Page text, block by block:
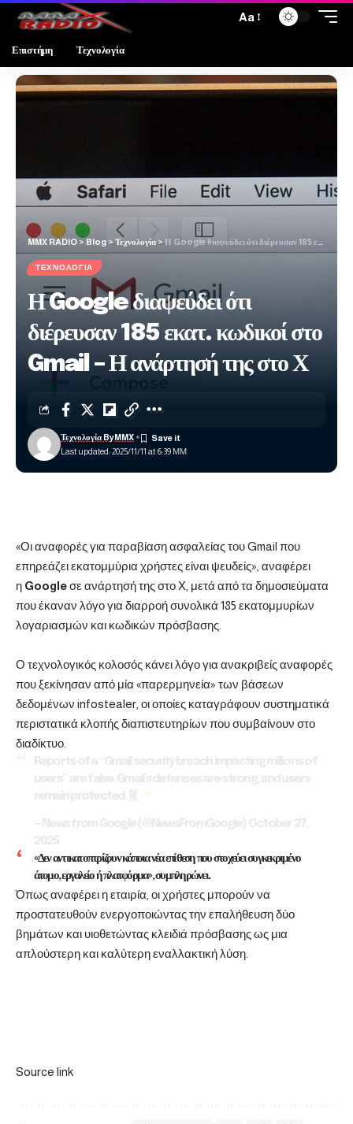
Aa
Επιστήμη Τεχνολογία
MMX RADIO > Blog > Τεχνολογία>Η Google διαψεύδει ότι διέρευσαν 185 εκατ. κωδικοί στο Gmail – Η ανάρτησή της στο Χ
ΤΕΧΝΟΛΟΓΊΑ
Η Google διαψεύδει ότι
διέρευσαν 185 εκατ. κωδικοί στο
Gmail – Η ανάρτησή της στο Χ
Last updated: 2025/11/11 at 6:39 ΜΜ
Τεχνολογία ByMMX
«Οι αναφορές για παραβίαση ασφαλείας του Gmail που
επηρεάζει εκατομμύρια χρήστες είναι ψευδείς», αναφέρει
η Googleσε ανάρτησή της στο X, μετά από τα δημοσιεύματα
που έκαναν λόγο για διαρροή συνολικά 185 εκατομμυρίων
λογαριασμών και κωδικών πρόσβασης.
Ο τεχνολογικός κολοσός κάνει λόγο για ανακριβείς αναφορές
που ξεκίνησαν από μία «παρερμηνεία» των βάσεων
δεδομένων infostealer, οι οποίες καταγράφουν συστηματικά
περιστατικά κλοπής διαπιστευτηρίων που συμβαίνουν στο
διαδίκτυο.
«Δεν αντικατοπτρίζουν κάποια νέα επίθεση που στοχεύει συγκεκριμένο
άτομο, εργαλείο ή πλατφόρμα», συμπληρώνει.
Όπως αναφέρει η εταιρία, οι χρήστες μπορούν να
προστατευθούν ενεργοποιώντας την επαλήθευση δύο
βημάτων και υιοθετώντας κλειδιά πρόσβασης ως μια
απλούστερη και καλύτερη εναλλακτική λύση.
Source link